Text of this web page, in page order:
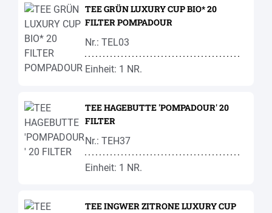
TEE GRÜN LUXURY CUP BIO* 20
FILTER POMPADOUR
Nr.: TEL03
Einheit: 1 NR.
TEE HAGEBUTTE 'POMPADOUR' 20
FILTER
Nr.: TEH37
Einheit: 1 NR.
TEE INGWER ZITRONE LUXURY CUP